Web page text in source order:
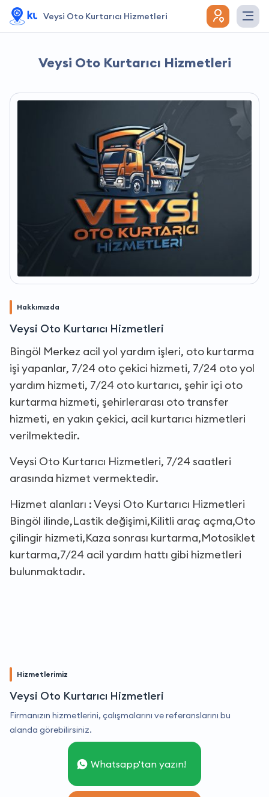
Veysi Oto Kurtarıcı Hizmetleri
Veysi Oto Kurtarıcı Hizmetleri
Hakkımızda
Veysi Oto Kurtarıcı Hizmetleri
Bingöl Merkez acil yol yardım işleri, oto kurtarma
işi yapanlar, 7/24 oto çekici hizmeti, 7/24 oto yol
yardım hizmeti, 7/24 oto kurtarıcı, şehir içi oto
kurtarma hizmeti, şehirlerarası oto transfer
hizmeti, en yakın çekici, acil kurtarıcı hizmetleri
verilmektedir.
Veysi Oto Kurtarıcı Hizmetleri, 7/24 saatleri
arasında hizmet vermektedir.
Hizmet alanları : Veysi Oto Kurtarıcı Hizmetleri
Bingöl ilinde,Lastik değişimi,Kilitli araç açma,Oto
çilingir hizmeti,Kaza sonrası kurtarma,Motosiklet
kurtarma,7/24 acil yardım hattı gibi hizmetleri
bulunmaktadır.
Hizmetlerimiz
Veysi Oto Kurtarıcı Hizmetleri
Firmanızın hizmetlerini, çalışmalarını ve referanslarını bu
alanda görebilirsiniz.
Whatsapp'tan yazın!